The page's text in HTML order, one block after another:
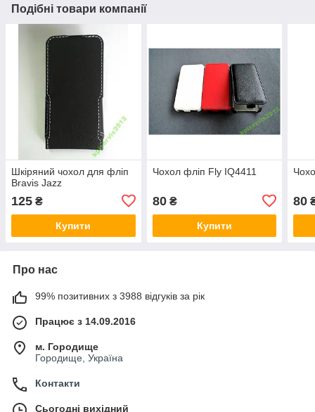
Подібні товари компанії
Шкіряний чохол для фліп
Bravis Jazz
125 ₴
Купити
Чохол фліп Fly IQ4411
80₴
Купити
80
Про нас
99% позитивних з 3988 відгуків за рік
Працює з 14.09.2016
м. Городище
Городище, Україна
Контакти
Сьогодні вихідний